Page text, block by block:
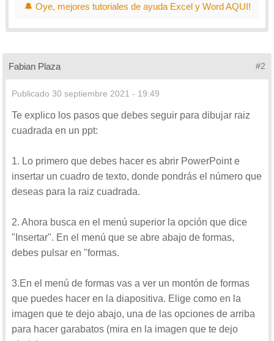
🔔 Oye, mejores tutoriales de ayuda Excel y Word AQUI!
Fabian Plaza #2
Publicado 30 septiembre 2021 - 19:49
Te explico los pasos que debes seguir para dibujar raiz
cuadrada en un ppt:
1. Lo primero que debes hacer es abrir PowerPoint e
insertar un cuadro de texto, donde pondrás el número que
deseas para la raiz cuadrada.
2. Ahora busca en el menú superior la opción que dice
"Insertar". En el menú que se abre abajo de formas,
debes pulsar en "formas.
3.En el menú de formas vas a ver un montón de formas
que puedes hacer en la diapositiva. Elige como en la
imagen que te dejo abajo, una de las opciones de arriba
para hacer garabatos (mira en la imagen que te dejo